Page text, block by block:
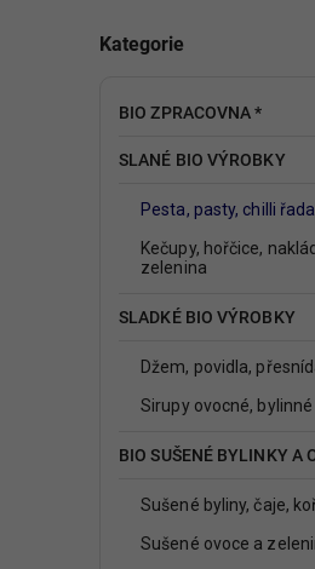
Kategorie
BIO ZPRACOVNA *
SLANÉ BIO VÝROBKY
Pesta, pasty, chilli řada
Kečupy, hořčice,
zelenina
SLADKÉ BIO VÝROBKY
Džem, povidla,
Sirupy ovocné, bylinné
BIO SUŠENÉ BYLINKY A
Sušené byliny, čaje,
Sušené ovoce a